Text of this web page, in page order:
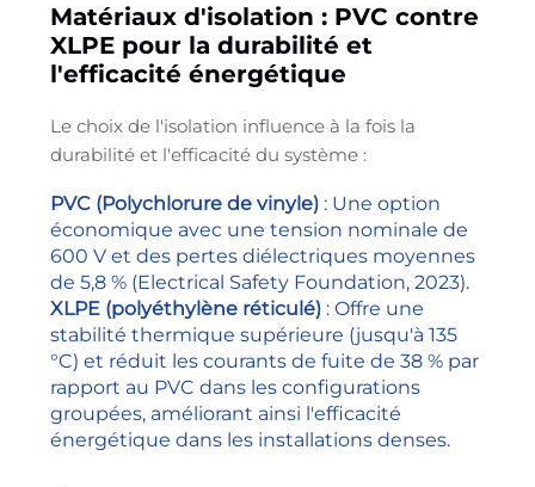
Matériaux d'isolation : PVC contre
XLPE pour la durabilité et
l'efficacité énergétique
Le choix de l'isolation influence à la fois la
durabilité et l'efficacité du système :
PVC (Polychlorure de vinyle) : Une option
économique avec une tension nominale de
600 V et des pertes diélectriques moyennes
de 5,8 % (Electrical Safety Foundation, 2023).
XLPE (polyéthylène réticulé) : Offre une
stabilité thermique supérieure (jusqu'à 135
°C) et réduit les courants de fuite de 38 % par
rapport au PVC dans les configurations
groupées, améliorant ainsi l'efficacité
énergétique dans les installations denses.